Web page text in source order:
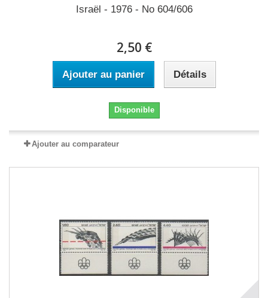
Israël - 1976 - No 604/606
2,50 €
Ajouter au panier Détails
Disponible
Ajouter au comparateur